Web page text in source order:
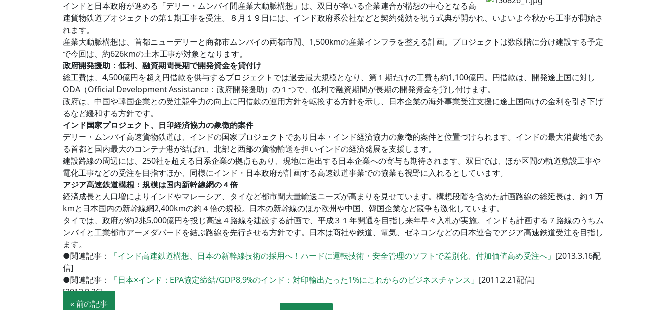
インドと日本政府が進める「デリー・ムンバイ間産業大動脈構想」は、双日が率いる企業連合が構想の中心となる高
速貨物鉄道プオジェクトの第１期工事を受注。８月１９日には、インド政府系公社などと契約発効を祝う式典が開かれ、いよいよ今秋から工事が開始さ
れます。
産業大動脈構想は、首都ニューデリーと商都市ムンバイの両都市間、1,500kmの産業インフラを整える計画。プロジェクトは数段階に分け建設する予定
で今回は、約626kmの土木工事が対象となります。
政府開発援助：低利、融資期間長期で開発資金を貸付け
総工費は、4,500億円を超え円借款を供与するプロジェクトでは過去最大規模となり、第１期だけの工費も約1,100億円。円借款は、開発途上国に対し
ODA（Official Development Assistance：政府開発援助）の１つで、低利で融資期間が長期の開発資金を貸し付けます。
政府は、中国や韓国企業との受注競争力の向上に円借款の運用方針を転換する方針を示し、日本企業の海外事業受注支援に途上国向けの金利を引き下げ
るなど緩和する方針です。
インド国家プロジェクト、日印経済協力の象徴的案件
デリー・ムンバイ高速貨物鉄道は、インドの国家プロジェクトであり日本・インド経済協力の象徴的案件と位置づけられます。インドの最大消費地であ
る首都と国内最大のコンテナ港が結ばれ、北部と西部の貨物輸送を担いインドの経済発展を支援します。
建設路線の周辺には、250社を超える日系企業の拠点もあり、現地に進出する日本企業への寄与も期待されます。双日では、ほか区間の軌道敷設工事や
電化工事などの受注を目指すほか、同様にインド・日本政府が計画する高速鉄道事業での協業も視野に入れるとしています。
アジア高速鉄道構想：規模は国内新幹線網の４倍
経済成長と人口増によりインドやマレーシア、タイなど都市間大量輸送ニーズが高まりを見せています。構想段階を含めた計画路線の総延長は、約１万
kmと日本国内の新幹線網2,400kmの約４倍の規模。日本の新幹線のほか欧州や中国、韓国企業など競争も激化しています。
タイでは、政府が約2兆5,000億円を投じ高速４路線を建設する計画で、平成３１年開通を目指し来年早々入札が実施。インドも計画する７路線のうちム
ンバイと工業都市アーメダバードを結ぶ路線を先行させる方針です。日本は商社や鉄道、電気、ゼネコンなどの日本連合でアジア高速鉄道受注を目指し
ます。
●関連記事：
「インド高速鉄道構想、日本の新幹線技術の採用へ！ハードに運転技術・安全管理のソフトで差別化、付加価値高め受注へ」 [2013.3.16配
信]
●関連記事：
「日本×インド：EPA協定締結/GDP8,9%のインド：対印輸出たった1%にこれからのビジネスチャンス」 [2011.2.21配信]
[2013.8.26]
« 前の記事